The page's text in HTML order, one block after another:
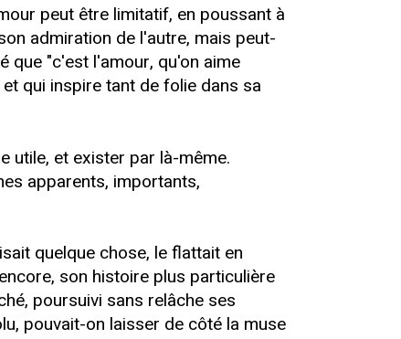
peut être limitatif, en poussant à
admiration de l'autre, mais peut-
que "c'est l'amour, qu'on aime
qui inspire tant de folie dans sa
utile, et exister par là-même.
apparents, importants,
quelque chose, le flattait en
son histoire plus particulière
poursuivi sans relâche ses
pouvait-on laisser de côté la muse